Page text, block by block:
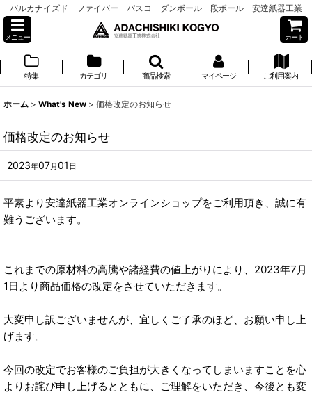
バルカナイズド ファイバー パスコ ダンボール 段ボール 安達紙器工業
メニュー カート
特集 カテゴリ 商品検索 マイページ ご利用案内
ホーム > What's New > 価格改定のお知らせ
価格改定のお知らせ
2023年07月01 日
平素より安達紙器工業オンラインショップをご利用頂き、誠に有
難うございます。
これまでの原材料の高騰や諸経費の値上がりにより、2023年7月
1日より商品価格の改定をさせていただきます。
大変申し訳ございませんが、宜しくご了承のほど、お願い申し上
げます。
今回の改定でお客様のご負担が大きくなってしまいますことを心
よりお詫び申し上げるとともに、ご理解をいただき、今後とも変